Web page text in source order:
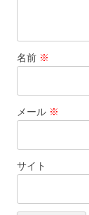
名前 ※
メール ※
サイト